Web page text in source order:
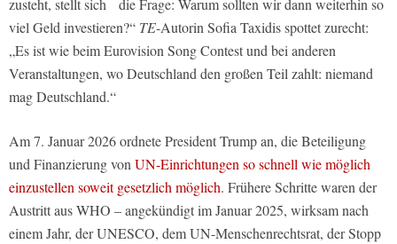
zusteht, stellt sich die Frage: Warum sollten wir dann weiterhin so
viel Geld investieren?“ TE-Autorin Sofia Taxidis spottet zurecht:
„Es ist wie beim Eurovision Song Contest und bei anderen
Veranstaltungen, wo Deutschland den großen Teil zahlt: niemand
mag Deutschland.“
Am 7. Januar 2026 ordnete President Trump an, die Beteiligung
und Finanzierung von UN-Einrichtungen so schnell wie möglich
einzustellen soweit gesetzlich möglich. Frühere Schritte waren der
Austritt aus WHO – angekündigt im Januar 2025, wirksam nach
einem Jahr, der UNESCO, dem UN-Menschenrechtsrat, der Stopp